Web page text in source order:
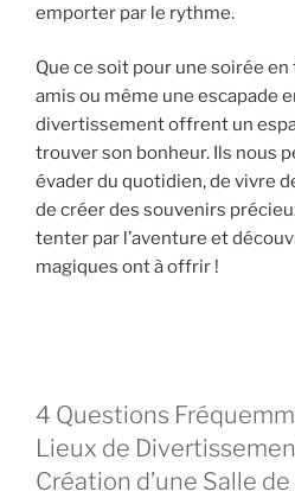
emporter par le rythme.
Que ce soit pour une soirée
amis ou même une escapade
divertissement offrent un
trouver son bonheur. Ils nous
évader du quotidien, de vivre
de créer des souvenirs
tenter par l’aventure et
magiques ont à offrir !
4 Questions
Lieux de
Création d’une Salle de